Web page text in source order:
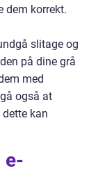
dem korrekt.
slitage og
på dine grå
med
også at
kan
e-